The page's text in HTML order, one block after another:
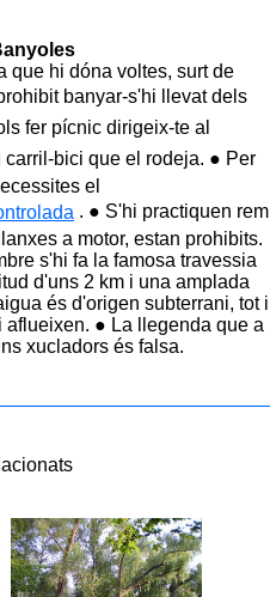
Pesqueres
que hi dóna voltes, surt de
banyar-s'hi llevat dels
fer pícnic dirigeix-te al
carril-bici que el rodeja. ● Per
el
. ● S'hi practiquen rem
a motor, estan prohibits.
s'hi fa la famosa travessia
d'uns 2 km i una amplada
és d'origen subterrani, tot i
● La llegenda que a
xucladors és falsa.